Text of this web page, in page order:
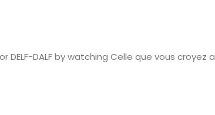
DELF-DALF by watching Celle que vous croyez a